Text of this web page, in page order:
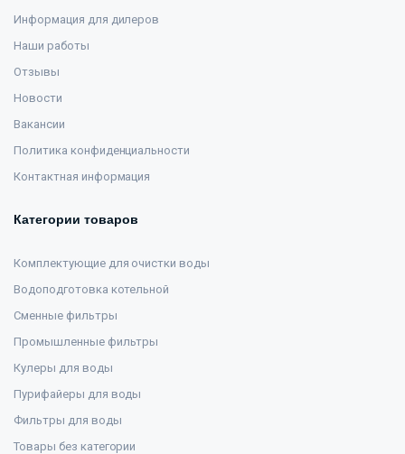
Информация для дилеров
Наши работы
Отзывы
Новости
Вакансии
Политика конфиденциальности
Контактная информация
Категории товаров
Комплектующие для очистки воды
Водоподготовка котельной
Сменные фильтры
Промышленные фильтры
Кулеры для воды
Пурифайеры для воды
Фильтры для воды
Товары без категории